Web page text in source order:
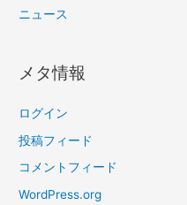
ニュース
メタ情報
ログイン
投稿フィード
コメントフィード
WordPress.org